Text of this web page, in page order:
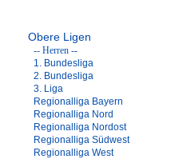
Obere Ligen
-- Herren --
1. Bundesliga
2. Bundesliga
3. Liga
Regionalliga Bayern
Regionalliga Nord
Regionalliga Nordost
Regionalliga Südwest
Regionalliga West